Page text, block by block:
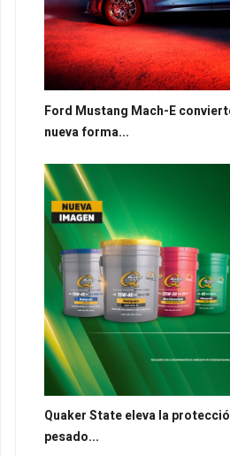
Ford Mustang Mach-E
nueva forma...
Quaker State eleva la
pesado...